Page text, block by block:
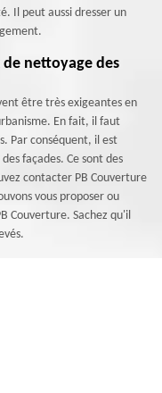
Il peut aussi dresser un
nettoyage des
être très exigeantes en
En fait, il faut
Par conséquent, il est
façades. Ce sont des
contacter PB Couverture
vous proposer ou
Couverture. Sachez qu'il